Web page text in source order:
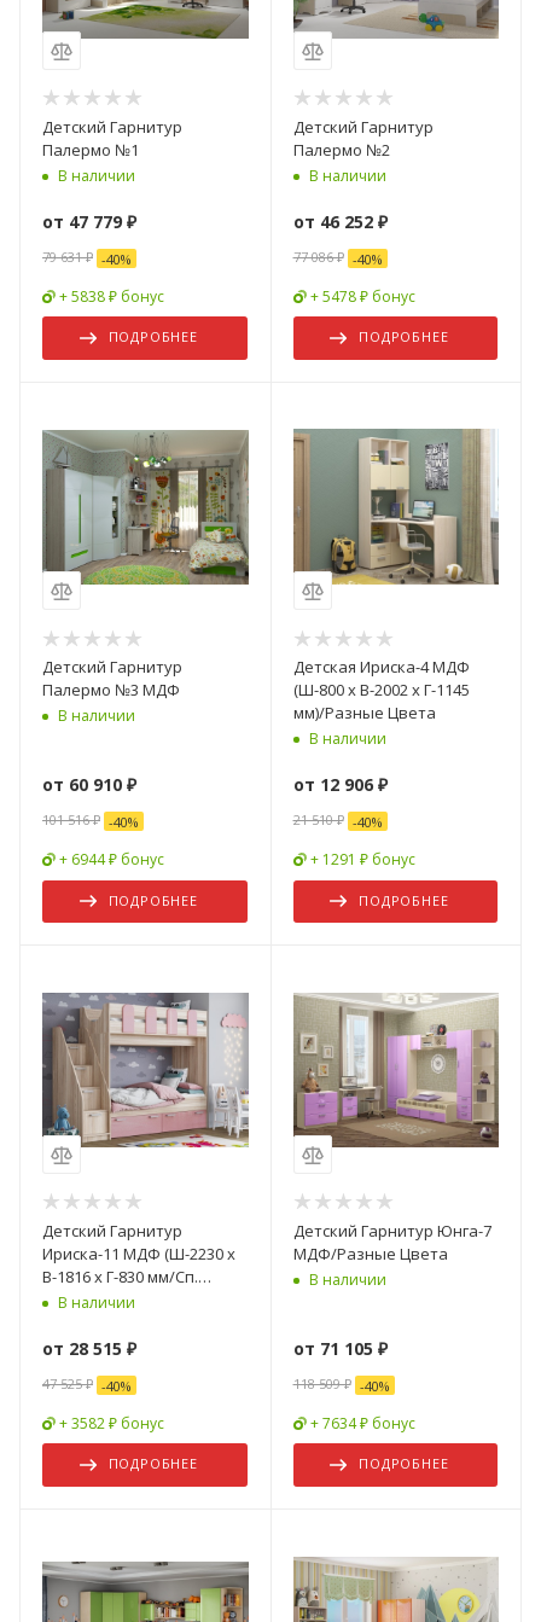
Детский Гарнитур
Палермо №1
В наличии
от 47 779 ₽
79 631 ₽ -40%
+ 5838 ₽ бонус
ПОДРОБНЕЕ
Детский Гарнитур
Палермо №2
В наличии
от 46 252 ₽
77 086 ₽ -40%
+ 5478 ₽ бонус
ПОДРОБНЕЕ
Детский Гарнитур
Палермо №3 МДФ
В наличии
от 60 910 ₽
101 516 ₽ -40%
+ 6944 ₽ бонус
ПОДРОБНЕЕ
Детская Ириска-4 МДФ
(Ш-800 х В-2002 х Г-1145
мм)/Разные Цвета
В наличии
от 12 906 ₽
21 510 ₽ -40%
+ 1291 ₽ бонус
ПОДРОБНЕЕ
Детский Гарнитур
Ириска-11 МДФ (Ш-2230 х
В-1816 х Г-830 мм/Сп.
Место 800 х 1800 мм)/
В наличии
от 28 515 ₽
47 525 ₽ -40%
+ 3582 ₽ бонус
ПОДРОБНЕЕ
Детский Гарнитур Юнга-7
МДФ/Разные Цвета
В наличии
от 71 105 ₽
118 509 ₽ -40%
+ 7634 ₽ бонус
ПОДРОБНЕЕ